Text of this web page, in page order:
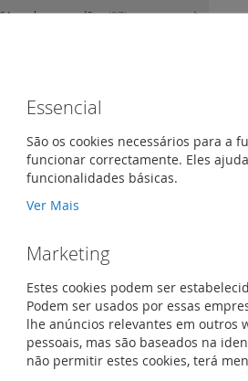
- cabos e cordões(37)
- tomadas RJ45 cat. 6A
6A - tomada Keystone RJ45 cat.6A
- painéis planos de interligação
- painéis planos de interligação a
- painéis em ângulo a equipar
- equipamentos e acessórios
- cabos e cordões(49)
- tomadas RJ45 cat. 6 - Mosaic (9)
- tomadas especiais RJ45 cat. 6 -
(5)
- cabos e cordões
Essencial
São os cookies necessários para a
funcionar correctamente. Eles
funcionalidades básicas.
Ver Mais
Marketing
Estes cookies podem ser
Podem ser usados por essas
lhe anúncios relevantes em outros
pessoais, mas são baseados na
não permitir estes cookies, terá